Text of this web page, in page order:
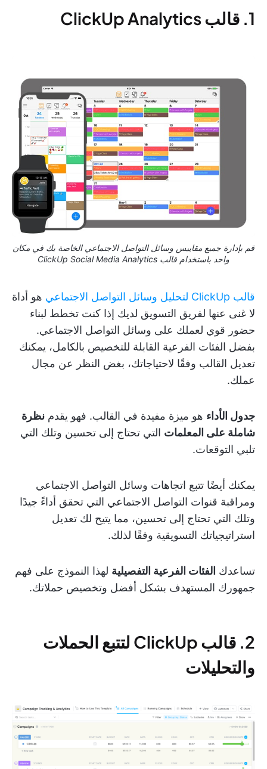
1. قالب ClickUp Analytics
قم بإدارة جميع مقاييس وسائل التواصل الاجتماعي الخاصة بك في مكان
واحد باستخدام قالب ClickUp Social Media Analytics
قالب ClickUp لتحليل وسائل التواصل الاجتماعي
هو أداة
لا غنى عنها لفريق التسويق لديك إذا كنت تخطط لبناء
حضور قوي لعملك على وسائل التواصل الاجتماعي.
بفضل الفئات الفرعية القابلة للتخصيص بالكامل، يمكنك
تعديل القالب وفقًا لاحتياجاتك، بغض النظر عن مجال
عملك.
جدول الأداء هو ميزة مفيدة في القالب. فهو يقدم نظرة
شاملة على المعلمات التي تحتاج إلى تحسين وتلك التي
تلبي التوقعات.
يمكنك أيضًا تتبع اتجاهات وسائل التواصل الاجتماعي
ومراقبة قنوات التواصل الاجتماعي التي تحقق أداءً جيدًا
وتلك التي تحتاج إلى تحسين، مما يتيح لك تعديل
استراتيجياتك التسويقية وفقًا لذلك.
تساعدك الفئات الفرعية التفصيلية لهذا النموذج على فهم
جمهورك المستهدف بشكل أفضل وتخصيص حملاتك.
2. قالب ClickUp لتتبع الحملات
والتحليلات